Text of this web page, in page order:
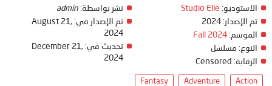
الاستوديو: Studio Elle
تم الإصدار:
الموسم: Fall 2024
النوع: مسلسل
الرقابة:
نشر بواسطة: admin
تم الإصدار في: August 21,
2024
تحديث في: December 21,
2024
Action
Adventure
Fantasy